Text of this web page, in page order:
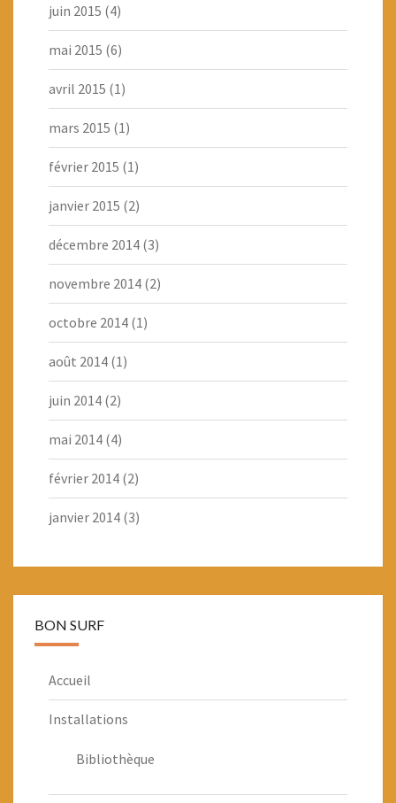
juin 2015 (4)
mai 2015 (6)
avril 2015 (1)
mars 2015 (1)
février 2015 (1)
janvier 2015 (2)
décembre 2014 (3)
novembre 2014 (2)
octobre 2014 (1)
août 2014 (1)
juin 2014 (2)
mai 2014 (4)
février 2014 (2)
janvier 2014 (3)
BON SURF
Accueil
Installations
Bibliothèque